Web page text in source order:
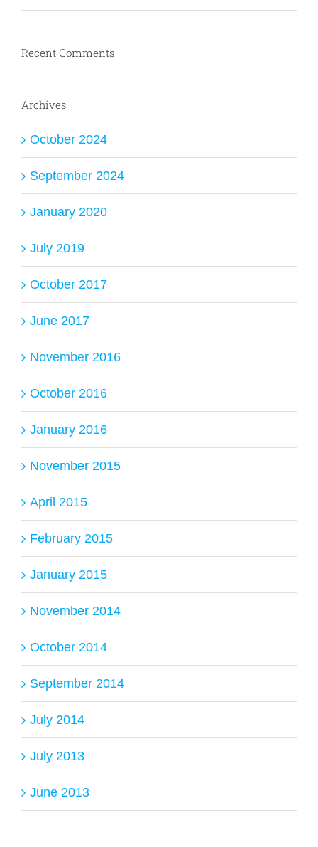
Recent Comments
Archives
October 2024
September 2024
January 2020
July 2019
October 2017
June 2017
November 2016
October 2016
January 2016
November 2015
April 2015
February 2015
January 2015
November 2014
October 2014
September 2014
July 2014
July 2013
June 2013